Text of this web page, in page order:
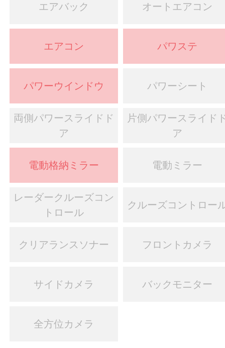
エアバック オートエアコン
エアコン パワステ
パワーウインドウ パワーシート
両側パワースライドド
ア
片側パワースライド
ア
電動格納ミラー 電動ミラー
レーダークルーズコン
トロール
クルーズコントロー
クリアランスソナー フロントカメラ
サイドカメラ バックモニター
全方位カメラ